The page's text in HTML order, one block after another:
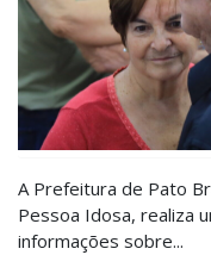
A Prefeitura de Pato
Pessoa Idosa, realiza
informações sobre...